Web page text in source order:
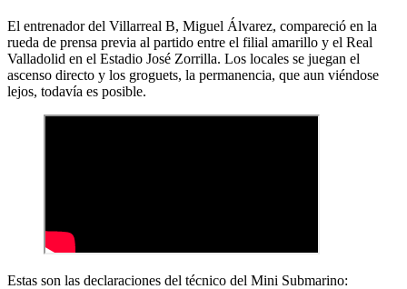
El entrenador del Villarreal B, Miguel Álvarez, compareció en la
rueda de prensa previa al partido entre el filial amarillo y el Real
Valladolid en el Estadio José Zorrilla. Los locales se juegan el
ascenso directo y los groguets, la permanencia, que aun viéndose
lejos, todavía es posible.
Estas son las declaraciones del técnico del Mini Submarino: